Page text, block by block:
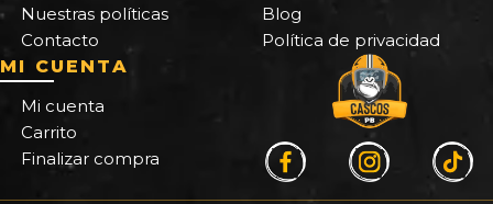
Nuestras políticas
Contacto
Blog
Política de privacidad
MI CUENTA
Mi cuenta
Carrito
Finalizar compra